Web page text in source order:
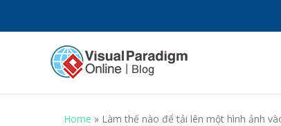
Home » Làm thế nào để tải lên một hình ảnh